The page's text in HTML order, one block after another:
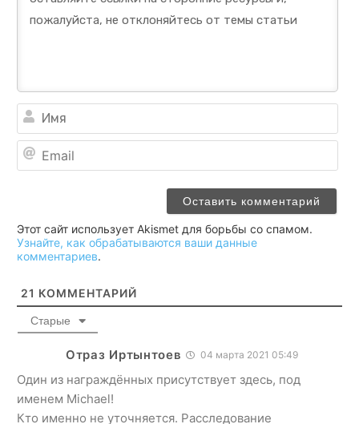
Этот сайт использует Akismet для борьбы со спамом.
Узнайте, как обрабатываются ваши данные
комментариев.
21 КОММЕНТАРИЙ
Старые
Отраз Иртынтоев 04 марта 2021 05:49
Один из награждённых присутствует здесь, под
именем Michael!
Кто именно не уточняется. Расследование